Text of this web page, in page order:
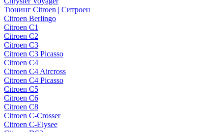
Тюнинг Citroen | Ситроен
Citroen Berlingo
Citroen C1
Citroen C2
Citroen C3
Citroen C3 Picasso
Citroen C4
Citroen C4 Aircross
Citroen C4 Picasso
Citroen C5
Citroen C6
Citroen C8
Citroen C-Crosser
Citroen C-Elysee